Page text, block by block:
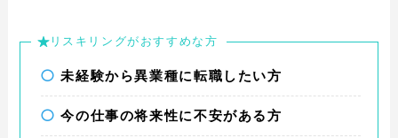
リスキリングがおすすめな方
未経験から異業種に転職したい方
今の仕事の将来性に不安がある方